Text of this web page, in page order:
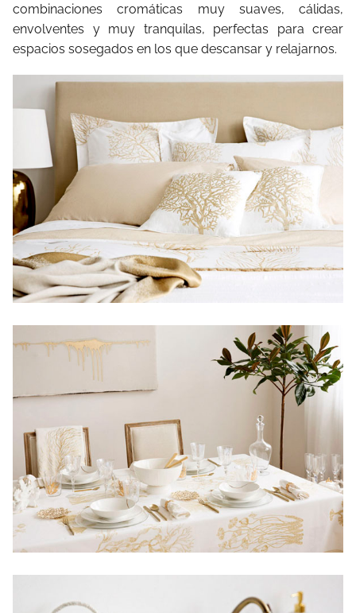
combinaciones cromáticas muy suaves, cálidas,
envolventes y muy tranquilas, perfectas para crear
espacios sosegados en los que descansar y relajarnos.